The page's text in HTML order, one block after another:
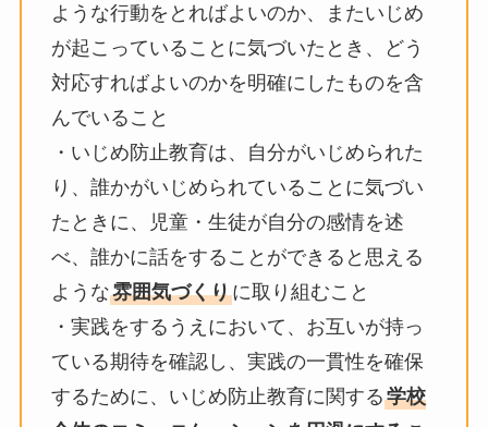
ような行動をとればよいのか、またいじめ
が起こっていることに気づいたとき、どう
対応すればよいのかを明確にしたものを含
んでいること
・いじめ防止教育は、自分がいじめられた
り、誰かがいじめられていることに気づい
たときに、児童・生徒が自分の感情を述
べ、誰かに話をすることができると思える
ような雰囲気づくりに取り組むこと
・実践をするうえにおいて、お互いが持っ
ている期待を確認し、実践の一貫性を確保
するために、いじめ防止教育に関する学校